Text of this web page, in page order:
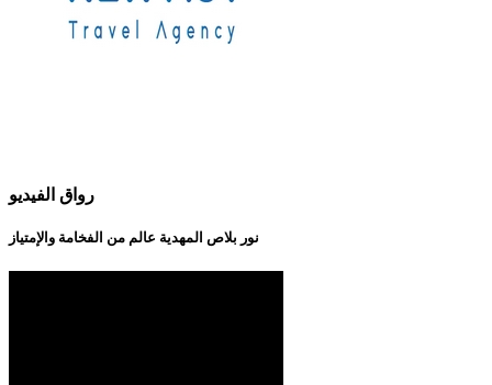
رواق الفيديو
نور بلاص المهدية عالم من الفخامة والإمتياز